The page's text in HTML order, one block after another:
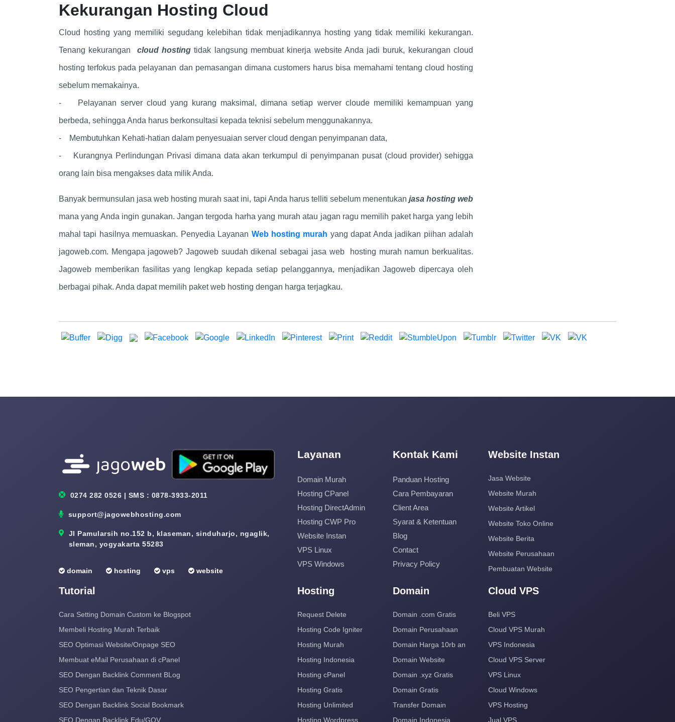
Kekurangan Hosting Cloud
Cloud hosting yang memiliki segudang kelebihan tidak menjadikannya hosting yang tidak memiliki kekurangan.
Tenang kekurangan cloud hosting tidak langsung membuat kinerja website Anda jadi buruk, kekurangan cloud
hosting terfokus pada pelayanan dan pemasangan dimana customers harus bisa memahami tentang cloud hosting
sebelum memakainya.
- Pelayanan server cloud yang kurang maksimal, dimana setiap werver cloude memiliki kemampuan yang
berbeda, sehingga Anda harus berkonsultasi kepada teknisi sebelum menggunakannya.
- Membutuhkan Kehati-hatian dalam penyesuaian server cloud dengan penyimpanan data,
- Kurangnya Perlindungan Privasi dimana data akan terkumpul di penyimpanan pusat (cloud provider) sehigga
orang lain bisa mengakses data milik Anda.
Banyak bermunsulan jasa web hosting murah saat ini, tapi Anda harus telliti sebelum menentukan jasa hosting web
mana yang Anda ingin gunakan. Jangan tergoda harha yang murah atau jagan ragu memilih paket harga yang lebih
mahal tapi hasilnya memuaskan. Penyedia Layanan Web hosting murah yang dapat Anda jadikan piihan adalah
jagoweb.com. Mengapa jagoweb? Jagoweb suudah dikenal sebagai jasa web hosting murah namun berkualitas.
Jagoweb memberikan fasilitas yang lengkap kepada setiap pelanggannya, menjadikan Jagoweb dipercaya oleh
berbagai pihak. Anda dapat memilih paket web hosting dengan harga terjagkau.
0274 282 0526 | SMS : 0878-3933-2011
support@jagowebhosting.com
Jl Pamularsih no.152 b, klaseman, sinduharjo, ngaglik,
sleman, yogyakarta 55283
domain hosting vps website
Layanan
Domain Murah
Hosting CPanel
Hosting DirectAdmin
Hosting CWP Pro
Website Instan
VPS Linux
VPS Windows
Kontak Kami
Panduan Hosting
Cara Pembayaran
Client Area
Syarat & Ketentuan
Blog
Contact
Privacy Policy
Website Instan
Jasa Website
Website Murah
Website Artikel
Website Toko Online
Website Berita
Website Perusahaan
Pembuatan Website
Tutorial
Cara Setting Domain Custom ke Blogspot
Membeli Hosting Murah Terbaik
SEO Optimasi Website/Onpage SEO
Membuat eMail Perusahaan di cPanel
SEO Dengan Backlink Comment BLog
SEO Pengertian dan Teknik Dasar
SEO Dengan Backlink Social Bookmark
SEO Dengan Backlink Edu/GOV
Hosting
Request Delete
Hosting Code Igniter
Hosting Murah
Hosting Indonesia
Hosting cPanel
Hosting Gratis
Hosting Unlimited
Hosting Wordpress
Domain
Domain .com Gratis
Domain Perusahaan
Domain Harga 10rb an
Domain Website
Domain .xyz Gratis
Domain Gratis
Transfer Domain
Domain Indonesia
Cloud VPS
Beli VPS
Cloud VPS Murah
VPS Indonesia
Cloud VPS Server
VPS Linux
Cloud Windows
VPS Hosting
Jual VPS